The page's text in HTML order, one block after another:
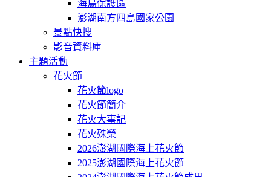
海鳥保護區
澎湖南方四島國家公園
景點快搜
影音資料庫
主題活動
花火節
花火節logo
花火節簡介
花火大事記
花火殊榮
2026澎湖國際海上花火節
2025澎湖國際海上花火節